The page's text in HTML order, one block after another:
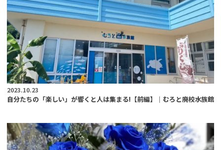
2023.10.23
自分たちの「楽しい」が響くと人は集まる!【前編】｜むろと廃校水族館